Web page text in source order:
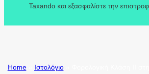
Taxando και εξασφαλίστε την
Home» Ιστολόγιο»